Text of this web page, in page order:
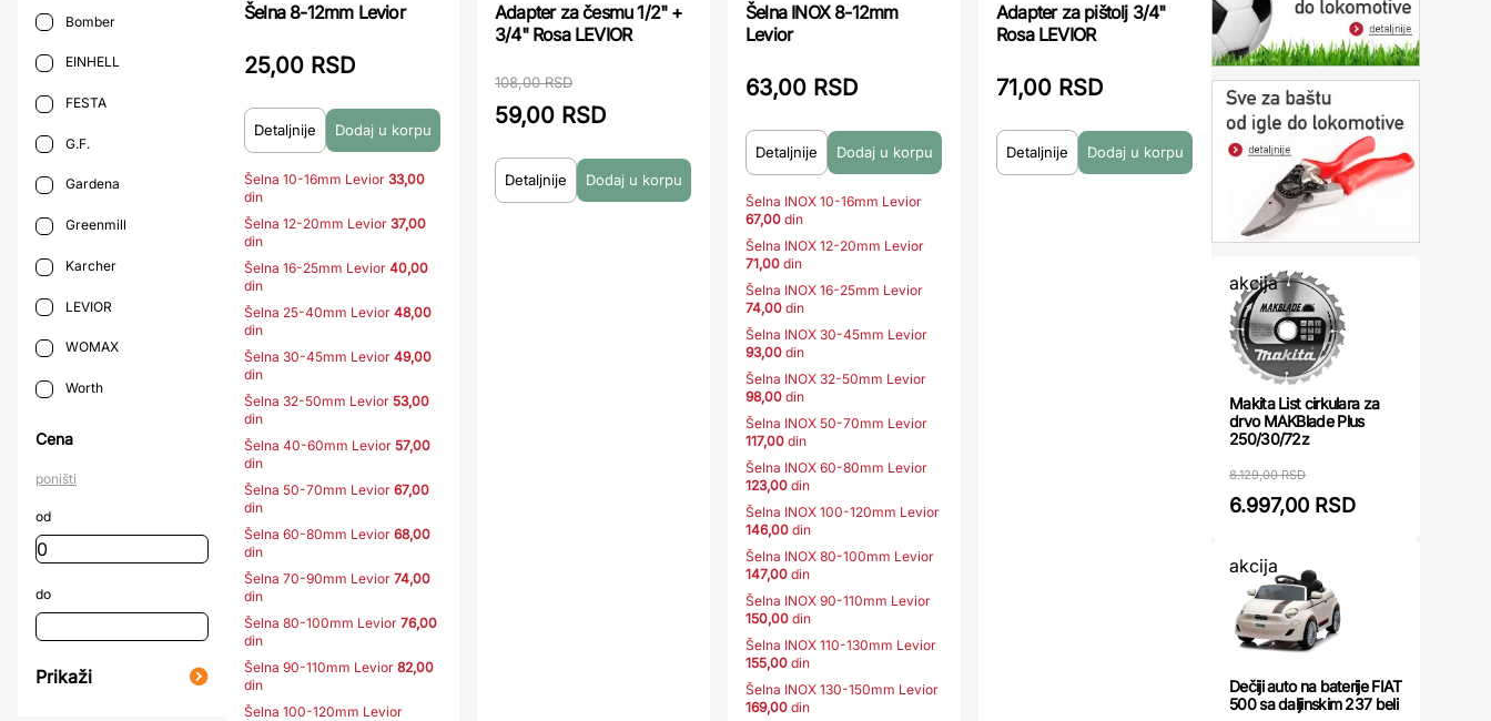
Bomber
EINHELL
FESTA
G.F.
Gardena
Greenmill
Karcher
LEVIOR
WOMAX
Worth
Cena
poništi
od
do
Prikaži
Šelna 8-12mm Levior
25,00 RSD
Detaljnije
Šelna 10-16mm Levior 33,00
din
Šelna 12-20mm Levior 37,00
din
Šelna 16-25mm Levior 40,00
din
Šelna 25-40mm Levior 48,00
din
Šelna 30-45mm Levior 49,00
din
Šelna 32-50mm Levior 53,00
din
Šelna 40-60mm Levior 57,00
din
Šelna 50-70mm Levior 67,00
din
Šelna 60-80mm Levior 68,00
din
Šelna 70-90mm Levior 74,00
din
Šelna 80-100mm Levior 76,00
din
Šelna 90-110mm Levior 82,00
din
Šelna 100-120mm Levior
Adapter za česmu 1/2" +
3/4" Rosa LEVIOR
108,00 RSD
59,00 RSD
Detaljnije
Šelna INOX 8-12mm
Levior
63,00 RSD
Detaljnije
Šelna INOX 10-16mm Levior
67,00 din
Šelna INOX 12-20mm Levior
71,00 din
Šelna INOX 16-25mm Levior
74,00 din
Šelna INOX 30-45mm Levior
93,00 din
Šelna INOX 32-50mm Levior
98,00 din
Šelna INOX 50-70mm Levior
117,00 din
Šelna INOX 60-80mm Levior
123,00 din
Šelna INOX 100-120mm Levior
146,00 din
Šelna INOX 80-100mm Levior
147,00 din
Šelna INOX 90-110mm Levior
150,00 din
Šelna INOX 110-130mm Levior
155,00 din
Šelna INOX 130-150mm Levior
169,00 din
Adapter za pištolj 3/4"
Rosa LEVIOR
71,00 RSD
Detaljnije
akcija
Makita List cirkulara za
drvo MAKBlade Plus
250/30/72z
8.129,00 RSD
6.997,00 RSD
akcija
Dečiji auto na baterije FIAT
500 sa daljinskim 237 beli